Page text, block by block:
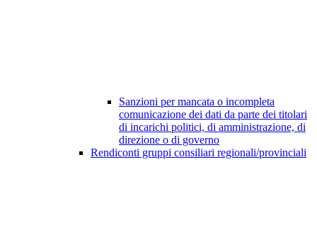
Sanzioni per mancata o incompleta
comunicazione dei dati da parte dei titolari
di incarichi politici, di amministrazione, di
direzione o di governo
Rendiconti gruppi consiliari regionali/provinciali